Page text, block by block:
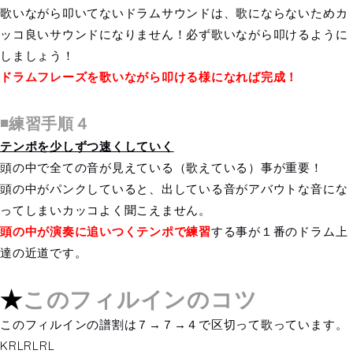
歌いながら叩いてないドラムサウンドは、歌にならないためカ
ッコ良いサウンドになりません！必ず歌いながら叩けるように
しましょう！
ドラムフレーズを歌いながら叩ける様になれば完成！
◾️練習手順４
テンポを少しずつ速くしていく
頭の中で全ての音が見えている（歌えている）事が重要！
頭の中がパンクしていると、出している音がアバウトな音にな
ってしまいカッコよく聞こえません。
頭の中が演奏に追いつくテンポで練習する事が１番のドラム上
達の近道です。
★このフィルインのコツ
このフィルインの譜割は７→７→４で区切って歌っています。
KRLRLRL